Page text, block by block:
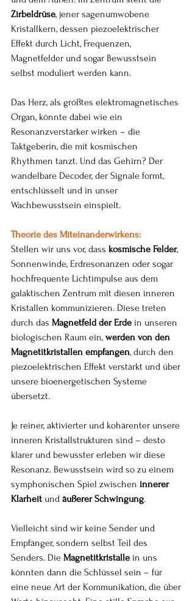
Zirbeldrüse, jener sagenumwobene
Kristallkern, dessen piezoelektrischer
Effekt durch Licht, Frequenzen,
Magnetfelder und sogar Bewusstsein
selbst moduliert werden kann.
Das Herz, als größtes elektromagnetisches
Organ, könnte dabei wie ein
Resonanzverstärker wirken – die
Taktgeberin, die mit kosmischen
Rhythmen tanzt. Und das Gehirn? Der
wandelbare Decoder, der Signale formt,
entschlüsselt und in unser
Wachbewusstsein einspielt.
Theorie des Miteinanderwirkens:
Stellen wir uns vor, dass kosmische Felder,
Sonnenwinde, Erdresonanzen oder sogar
hochfrequente Lichtimpulse aus dem
galaktischen Zentrum mit diesen inneren
Kristallen kommunizieren. Diese treten
durch das Magnetfeld der Erde in unseren
biologischen Raum ein, werden von den
Magnetitkristallen empfangen, durch den
piezoelektrischen Effekt verstärkt und über
unsere bioenergetischen Systeme
übersetzt.
Je reiner, aktivierter und kohärenter unsere
inneren Kristallstrukturen sind – desto
klarer und bewusster erleben wir diese
Resonanz. Bewusstsein wird so zu einem
symphonischen Spiel zwischen innerer
Klarheit und äußerer Schwingung.
Vielleicht sind wir keine Sender und
Empfänger, sondern selbst Teil des
Senders. Die Magnetitkristalle in uns
könnten dann die Schlüssel sein – für
eine neue Art der Kommunikation, die über